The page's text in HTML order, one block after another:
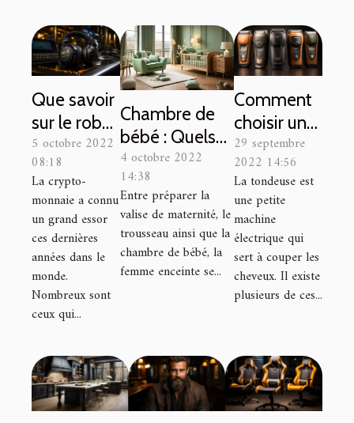
Que savoir
sur le robot
trading
Royal Q ?
5 octobre 2022
08:18
La crypto-
monnaie a connu
un grand essor
ces dernières
années dans le
monde.
Nombreux sont
ceux qui...
Chambre de
bébé : Quels
sont les
meubles
indispensables
pour l’équiper
?
4 octobre 2022
14:38
Entre préparer la
valise de maternité, le
trousseau ainsi que la
chambre de bébé, la
femme enceinte se...
Comment
choisir une
tondeuse à
cheveux ?
29 septembre
2022 14:56
La tondeuse est
une petite
machine
électrique qui
sert à couper les
cheveux. Il existe
plusieurs de ces...